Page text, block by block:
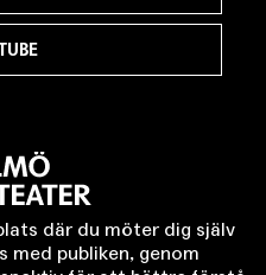
där du möter dig själv
med publiken, genom